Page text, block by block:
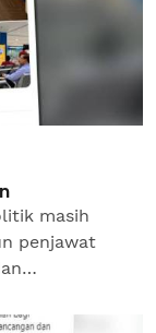
masih
penjawat